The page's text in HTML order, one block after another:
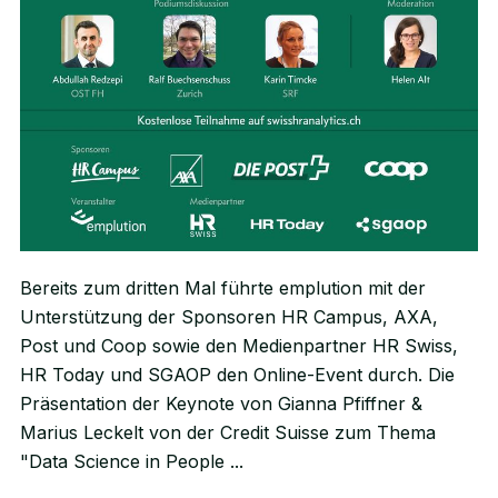
Bereits zum dritten Mal führte emplution mit der
Unterstützung der Sponsoren HR Campus, AXA,
Post und Coop sowie den Medienpartner HR Swiss,
HR Today und SGAOP den Online-Event durch. Die
Präsentation der Keynote von Gianna Pfiffner &
Marius Leckelt von der Credit Suisse zum Thema
"Data Science in People